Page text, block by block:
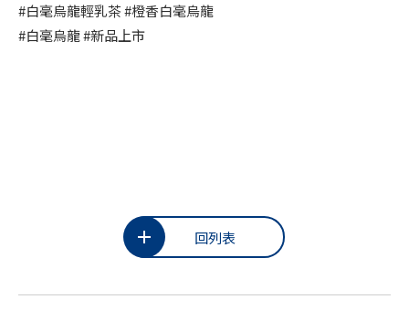
#白毫烏龍輕乳茶 #橙香白毫烏龍
#白毫烏龍 #新品上市
回列表